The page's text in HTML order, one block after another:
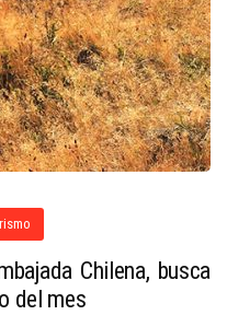
Chilena, busca
del mes